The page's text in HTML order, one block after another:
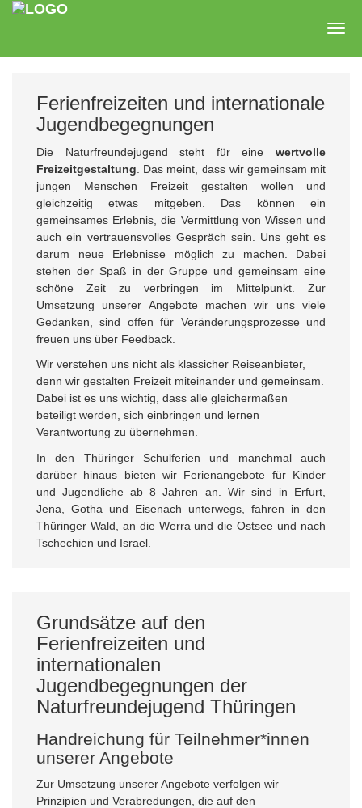
Zum
Ferienfreizeiten und internationale
Jugendbegegnungen
Die Naturfreundejugend steht für eine wertvolle
Freizeitgestaltung . Das meint, dass wir gemeinsam mit
jungen Menschen Freizeit gestalten wollen und
gleichzeitig etwas mitgeben. Das können ein
gemeinsames Erlebnis, die Vermittlung von Wissen und
auch ein vertrauensvolles Gespräch sein. Uns geht es
darum neue Erlebnisse möglich zu machen. Dabei
stehen der Spaß in der Gruppe und gemeinsam eine
schöne Zeit zu verbringen im Mittelpunkt. Zur
Umsetzung unserer Angebote machen wir uns viele
Gedanken, sind offen für Veränderungsprozesse und
freuen uns über Feedback.
Wir verstehen uns nicht als klassicher Reiseanbieter,
denn wir gestalten Freizeit miteinander und gemeinsam.
Dabei ist es uns wichtig, dass alle gleichermaßen
beteiligt werden, sich einbringen und lernen
Verantwortung zu übernehmen.
In den Thüringer Schulferien und manchmal auch
darüber hinaus bieten wir Ferienangebote für Kinder
und Jugendliche ab 8 Jahren an. Wir sind in Erfurt,
Jena, Gotha und Eisenach unterwegs, fahren in den
Thüringer Wald, an die Werra und die Ostsee und nach
Tschechien und Israel.
Grundsätze auf den
Ferienfreizeiten und
internationalen
Jugendbegegnungen der
Naturfreundejugend Thüringen
Handreichung für Teilnehmer*innen
unserer Angebote
Zur Umsetzung unserer Angebote verfolgen wir
Prinzipien und Verabredungen, die auf den